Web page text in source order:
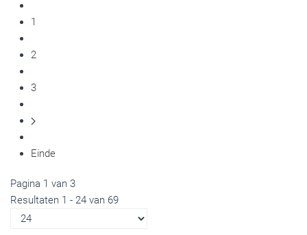
1
2
3
Einde
Pagina 1 van 3
Resultaten 1 - 24 van 69